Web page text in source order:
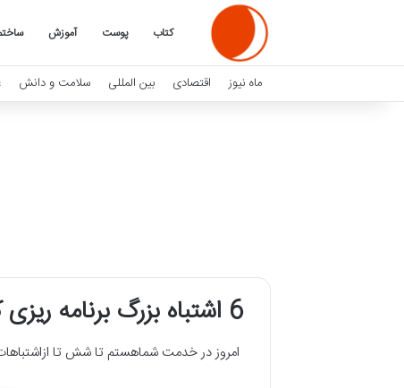
کتاب پوست آموزش
ماه نیوز اقتصادی بین المللی سلامت و دانش
6 اشتباه بزرگ برنامه ریزی که برای پشت کنکور ماندن نباید مرتکب شوید
امروز در خدمت شماهستم تا شش تا